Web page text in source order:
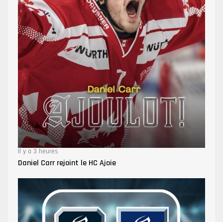
Il y a 3 heures
Daniel Carr rejoint le HC Ajoie